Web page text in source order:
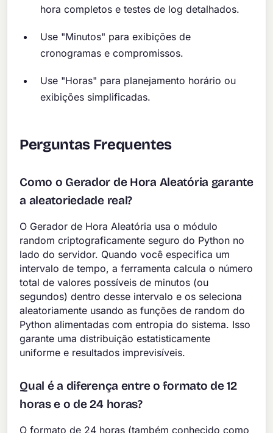
hora completos e testes de log detalhados.
Use "Minutos" para exibições de
cronogramas e compromissos.
Use "Horas" para planejamento horário ou
exibições simplificadas.
Perguntas Frequentes
Como o Gerador de Hora Aleatória garante
a aleatoriedade real?
O Gerador de Hora Aleatória usa o módulo
random criptograficamente seguro do Python no
lado do servidor. Quando você especifica um
intervalo de tempo, a ferramenta calcula o número
total de valores possíveis de minutos (ou
segundos) dentro desse intervalo e os seleciona
aleatoriamente usando as funções de random do
Python alimentadas com entropia do sistema. Isso
garante uma distribuição estatisticamente
uniforme e resultados imprevisíveis.
Qual é a diferença entre o formato de 12
horas e o de 24 horas?
O formato de 24 horas (também conhecido como